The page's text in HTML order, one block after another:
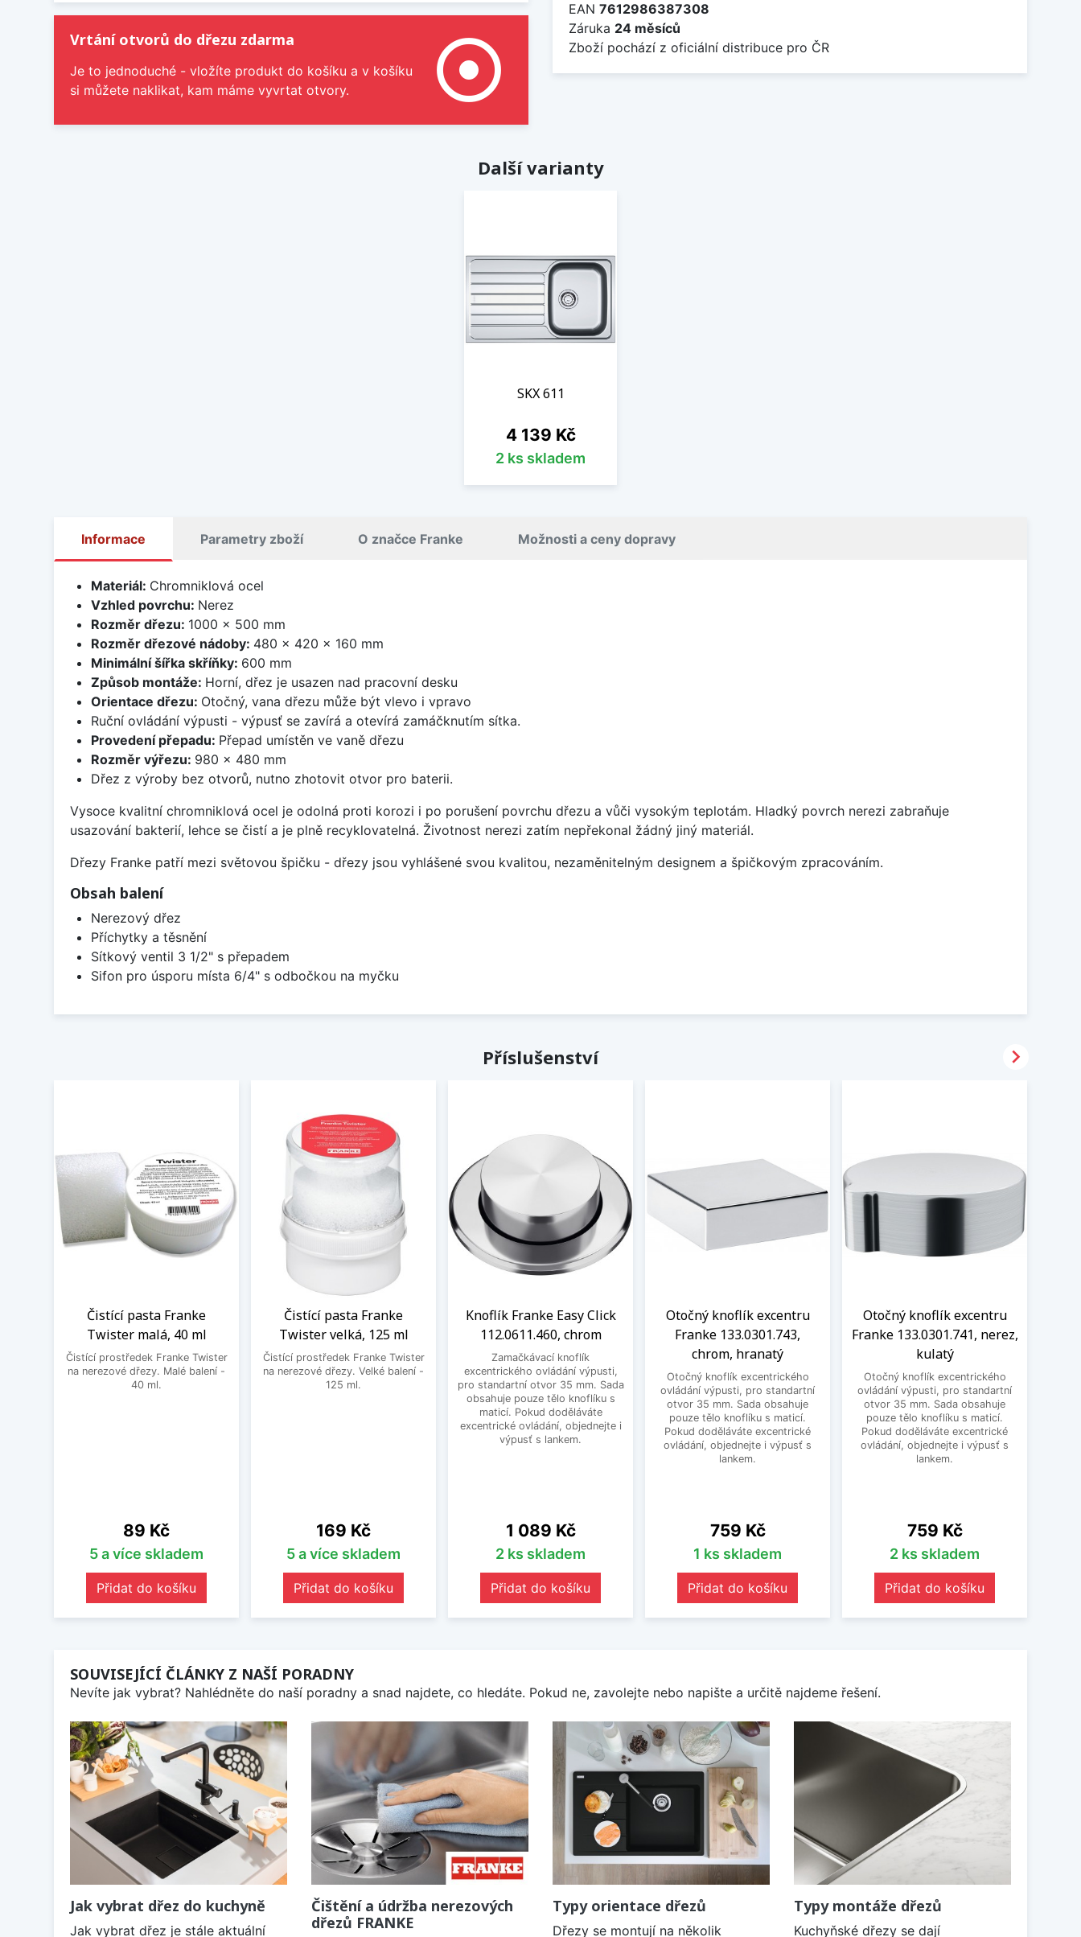
Vrtání otvorů do dřezu zdarma
Je to jednoduché - vložíte produkt do košíku a v košíku
si můžete naklikat, kam máme vyvrtat otvory.
adjust
EAN 7612986387308
Záruka 24 měsíců
Zboží pochází z oficiální distribuce pro ČR
Další varianty
SKX 611
Cena
4 139 Kč
2 ks skladem
Informace Parametry zboží O značce Franke Možnosti a ceny dopravy
Materiál: Chromniklová ocel
Vzhled povrchu: Nerez
Rozměr dřezu: 1000 x 500 mm
Rozměr dřezové nádoby: 480 x 420 x 160 mm
Minimální šířka skříňky: 600 mm
Způsob montáže: Horní, dřez je usazen nad pracovní desku
Orientace dřezu: Otočný, vana dřezu může být vlevo i vpravo
Ruční ovládání výpusti - výpusť se zavírá a otevírá zamáčknutím sítka.
Provedení přepadu: Přepad umístěn ve vaně dřezu
Rozměr výřezu: 980 x 480 mm
Dřez z výroby bez otvorů, nutno zhotovit otvor pro baterii.
Vysoce kvalitní chromniklová ocel je odolná proti korozi i po porušení povrchu dřezu a vůči vysokým teplotám. Hladký povrch nerezi zabraňuje
usazování bakterií, lehce se čistí a je plně recyklovatelná. Životnost nerezi zatím nepřekonal žádný jiný materiál.
Dřezy Franke patří mezi světovou špičku - dřezy jsou vyhlášené svou kvalitou, nezaměnitelným designem a špičkovým zpracováním.
Obsah balení
Nerezový dřez
Příchytky a těsnění
Sítkový ventil 3 1/2" s přepadem
Sifon pro úsporu místa 6/4" s odbočkou na myčku
Příslušenství
Čistící pasta Franke
Twister malá, 40 ml
Čistící prostředek Franke Twister
na nerezové dřezy. Malé balení -
40 ml.
Cena
89 Kč
5 a více skladem
Přidat do košíku
Čistící pasta Franke
Twister velká, 125 ml
Čistící prostředek Franke Twister
na nerezové dřezy. Velké balení -
125 ml.
Cena
169 Kč
5 a více skladem
Přidat do košíku
Knoflík Franke Easy Click
112.0611.460, chrom
Zamačkávací knoflík
excentrického ovládání výpusti,
pro standartní otvor 35 mm. Sada
obsahuje pouze tělo knoflíku s
maticí. Pokud doděláváte
excentrické ovládání, objednejte i
výpusť s lankem.
Cena
1 089 Kč
2 ks skladem
Přidat do košíku
Otočný knoflík excentru
Franke 133.0301.743,
chrom, hranatý
Otočný knoflík excentrického
ovládání výpusti, pro standartní
otvor 35 mm. Sada obsahuje
pouze tělo knoflíku s maticí.
Pokud doděláváte excentrické
ovládání, objednejte i výpusť s
lankem.
Cena
759 Kč
1 ks skladem
Přidat do košíku
Otočný knoflík excentru
Franke 133.0301.741, nerez,
kulatý
Otočný knoflík excentrického
ovládání výpusti, pro standartní
otvor 35 mm. Sada obsahuje
pouze tělo knoflíku s maticí.
Pokud doděláváte excentrické
ovládání, objednejte i výpusť s
lankem.
Cena
759 Kč
2 ks skladem
Přidat do košíku

SOUVISEJÍCÍ ČLÁNKY Z NAŠÍ PORADNY
Nevíte jak vybrat? Nahlédněte do naší poradny a snad najdete, co hledáte. Pokud ne, zavolejte nebo napište a určitě najdeme řešení.
Jak vybrat dřez do kuchyně
Jak vybrat dřez je stále aktuální
Čištění a údržba nerezových
dřezů FRANKE
Typy orientace dřezů
Dřezy se montují na několik
Typy montáže dřezů
Kuchyňské dřezy se dají